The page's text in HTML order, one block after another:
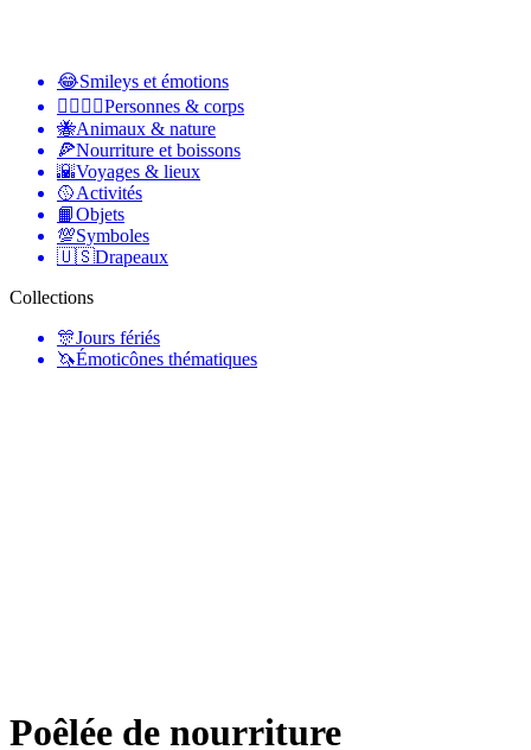
😂Smileys et émotions
👩‍❤️‍💋‍👨Personnes & corps
🐝Animaux & nature
🍕Nourriture et boissons
🌇Voyages & lieux
🥎Activités
📙Objets
💯Symboles
🇺🇸Drapeaux
Collections
🎊Jours fériés
🦄Émoticônes thématiques
Poêlée de nourriture